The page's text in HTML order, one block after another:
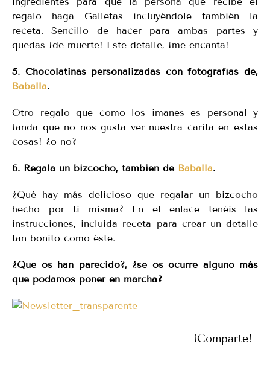
regalo haga Galletas incluyéndole también la
receta. Sencillo de hacer para ambas partes y
quedas ¡de muerte! Este detalle, ¡me encanta!
5. Chocolatinas personalizadas con fotografías de,
Baballa.
Otro regalo que como los imanes es personal y
¡anda que no nos gusta ver nuestra carita en estas
cosas! ¿o no?
6. Regala un bizcocho, también de Baballa.
¿Qué hay más delicioso que regalar un bizcocho
hecho por ti misma? En el enlace tenéis las
instrucciones, incluida receta para crear un detalle
tan bonito como éste.
¿Que os han parecido?, ¿se os ocurre alguno más
que podamos poner en marcha?
¡Comparte!